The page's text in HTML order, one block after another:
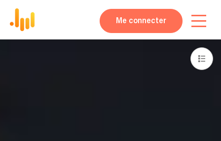
Me connecter